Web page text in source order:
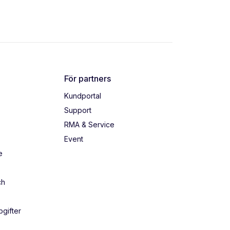
För partners
Kundportal
Support
RMA & Service
Event